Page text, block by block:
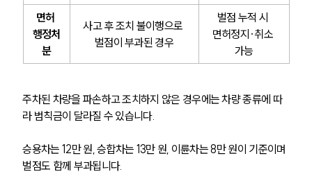
면허
행정처
분
사고 후 조치 불이행으로
벌점이 부과된 경우
벌점 누적 시
면허정지·취소
가능
주차된 차량을 파손하고 조치하지 않은 경우에는 차량 종류에 따
라 범칙금이 달라질 수 있습니다.
승용차는 12만 원, 승합차는 13만 원, 이륜차는 8만 원이 기준이며
벌점도 함께 부과됩니다.